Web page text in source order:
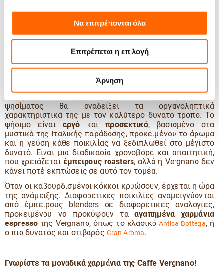
Να επιτρέπονται όλα
Επιτρέπεται η επιλογή
Άρνηση
και τηνανάμειξη.
Ο πράσινος καφές έρχεται απόεννιά διαφορετικές
, από φάρμες και παραγωγούς με τους οποίους η
μπορεί να είναι σίγουρη για την ποιότητά τους. Το
κάθε ποικιλίας γίνεται
με τα ιδιαίτερα χαρακτηριστικά της, ώστε να
ψησίματος θα αναδείξει τα οργανοληπτικά
χαρακτηριστικά της με τον καλύτερο δυνατό τρόπο. Το
ψήσιμο είναι αργό καιπροσεκτικό, βασισμένο στα
μυστικά της Ιταλικής παράδοσης, προκειμένου το άρωμα
και η γεύση κάθε ποικιλίας να ξεδιπλωθεί στο μέγιστο
δυνατό. Είναι μια διαδικασία χρονοβόρα και απαιτητική,
που χρειάζεται έμπειρους roasters, αλλά η Vergnano δεν
κάνει ποτέ εκπτώσεις σε αυτό τον τομέα.
Όταν οι καβουρδισμένοι κόκκοι κρυώσουν, έρχεται η ώρα
της ανάμειξης. Διαφορετικές ποικιλίες αναμειγνύονται
από έμπειρους blenders σε διαφορετικές αναλογίες,
προκειμένου να προκύψουν τααγαπημένα χαρμάνια
espresso της Vergnano, όπως το κλασικό Antica Bottega, ή
ο πιο δυνατός και στιβαρός Gran Aroma.
Γνωρίστε τα μοναδικά χαρμάνια της Caffe Vergnano!